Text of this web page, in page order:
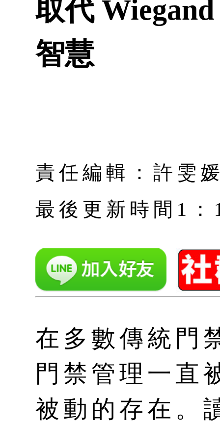
取代
智慧
責任編輯：許雯
最後更新時間1
在多數傳統門
門禁管理一直
被動的存在。